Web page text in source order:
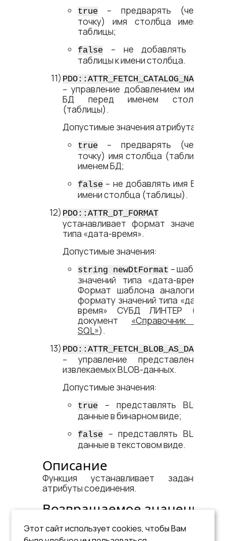
true
– предварять (через
точку) имя столбца именем
таблицы;
false
– не добавлять имя
таблицы к имени столбца.
PDO::ATTR_FETCH_CATALOG_NAMES
– управление добавлением имени
БД перед именем столбца
(таблицы).
Допустимые значения атрибута:
true
– предварять (через
точку) имя столбца (таблицы)
именем БД;
false – не добавлять имя БД к
имени столбца (таблицы).
PDO::ATTR_DT_FORMAT
устанавливает формат значений
типа «дата-время».
Допустимые значения:
string newDtFormat – шаблон
значений типа «дата-время».
Формат шаблона аналогичен
формату значений типа «дата-
время» СУБД ЛИНТЕР (см.
документ «Справочник по
SQL»).
PDO::ATTR_FETCH_BLOB_AS_DATA
– управление представлением
извлекаемых BLOB-данных.
Допустимые значения:
true
– представлять BLOB-
данные в бинарном виде;
false
– представлять BLOB-
данные в текстовом виде.
Описание
Функция устанавливает заданные
атрибуты соединения.
Возвращаемое значение
Этот сайт использует cookies, чтобы Вам